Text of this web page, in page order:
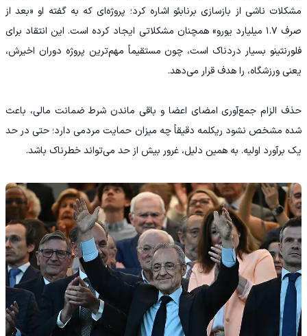
مشکلات ناشی از بازسازی برنابئو اشاره کرد؛ پروژه‌ای که به گفته او «بعد از
صرف ۱.۷ میلیارد یورو» همچنان مشکلاتی ایجاد کرده است. این انتقاد برای
فلورنتینو بسیار دردناک است، چون مستقیماً مهم‌ترین پروژه دوران اخیرش،
یعنی ورزشگاه، را هدف قرار می‌دهد.
حذف الزام جمع‌آوری امضای اعضا و باقی ماندن شرط ضمانت مالی، باعث
شده مشخص نشود ریکلمه دقیقاً چه میزان حمایت مردمی دارد؛ حتی در حد
یک برآورد اولیه. به همین دلیل، غرور بیش از حد می‌تواند خطرناک باشد.